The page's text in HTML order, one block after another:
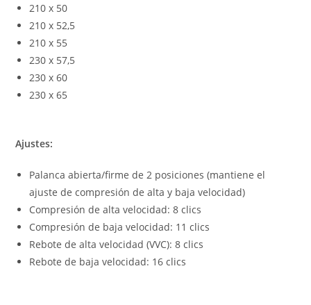
210 x 50
210 x 52,5
210 x 55
230 x 57,5
230 x 60
230 x 65
Ajustes:
Palanca abierta/firme de 2 posiciones (mantiene el
ajuste de compresión de alta y baja velocidad)
Compresión de alta velocidad: 8 clics
Compresión de baja velocidad: 11 clics
Rebote de alta velocidad (VVC): 8 clics
Rebote de baja velocidad: 16 clics